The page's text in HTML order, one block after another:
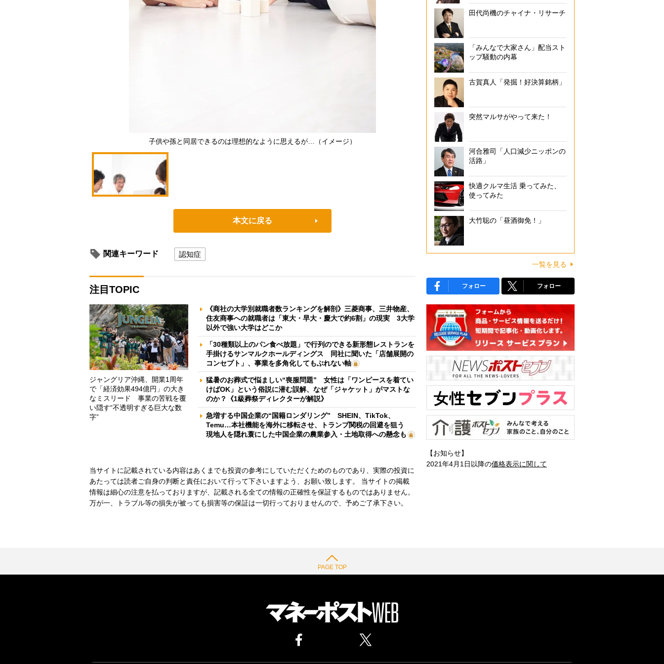
子供や孫と同居できるのは理想的なように思えるが…（イメージ）
本文に戻る
関連キーワード 認知症
注目TOPIC
ジャングリア沖縄、開業1周年
で「経済効果494億円」の大き
なミスリード 事業の苦戦を覆
い隠す“不透明すぎる巨大な数
字”
《商社の大学別就職者数ランキングを解剖》三菱商事、三井物産、
住友商事への就職者は「東大・早大・慶大で約6割」の現実 3大学
以外で強い大学はどこか
「30種類以上のパン食べ放題」で行列のできる新形態レストランを
手掛けるサンマルクホールディングス 同社に聞いた「店舗展開の
コンセプト」、事業を多角化してもぶれない軸
猛暑のお葬式で悩ましい“喪服問題” 女性は「ワンピースを着てい
けばOK」という俗説に潜む誤解、なぜ「ジャケット」がマストな
のか？《1級葬祭ディレクターが解説》
急増する中国企業の“国籍ロンダリング” SHEIN、TikTok、
Temu…本社機能を海外に移転させ、トランプ関税の回避を狙う
現地人を隠れ蓑にした中国企業の農業参入・土地取得への懸念も
当サイトに記載されている内容はあくまでも投資の参考にしていただくためのものであり、実際の投資に
あたっては読者ご自身の判断と責任において行って下さいますよう、お願い致します。 当サイトの掲載
情報は細心の注意を払っておりますが、記載される全ての情報の正確性を保証するものではありません。
万が一、トラブル等の損失が被っても損害等の保証は一切行っておりませんので、予めご了承下さい。
田代尚機のチャイナ・リサーチ
「みんなで大家さん」配当スト
ップ騒動の内幕
古賀真人「発掘！好決算銘柄」
突然マルサがやって来た！
河合雅司「人口減少ニッポンの
活路」
快適クルマ生活 乗ってみた、
使ってみた
大竹聡の「昼酒御免！」
一覧を見る
フォロー フォロー
【お知らせ】
2021年4月1日以降の価格表示に関して
PAGE TOP